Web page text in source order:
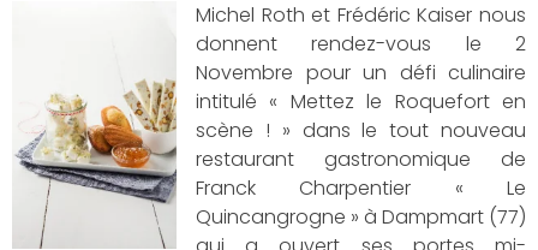
Michel Roth et Frédéric Kaiser nous
donnent rendez-vous le 2
Novembre pour un défi culinaire
intitulé « Mettez le Roquefort en
scène ! » dans le tout nouveau
restaurant gastronomique de
Franck Charpentier « Le
Quincangrogne » à Dampmart (77)